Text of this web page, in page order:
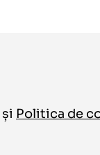
și Politica de